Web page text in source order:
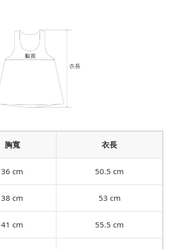
胸寬 衣長
36 cm 50.5 cm
38 cm 53 cm
41 cm 55.5 cm